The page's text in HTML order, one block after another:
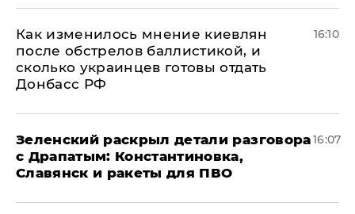
Как изменилось мнение киевлян
после обстрелов баллистикой, и
сколько украинцев готовы отдать
Донбасс РФ
16:10
​Зеленский раскрыл детали разговора
с Драпатым: Константиновка,
Славянск и ракеты для ПВО
16:07